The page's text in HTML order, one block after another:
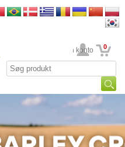
din konto 0